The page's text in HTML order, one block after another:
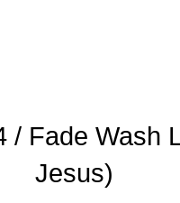
/ Fade Wash
Jesus)